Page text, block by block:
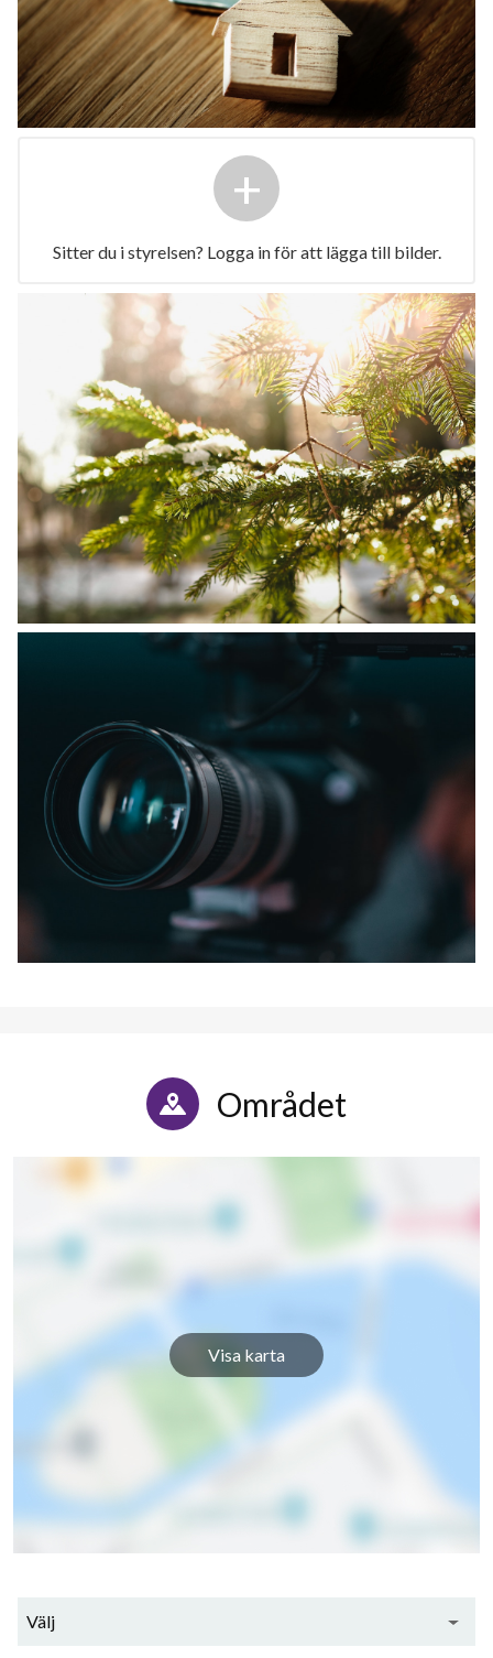
+
Sitter du i styrelsen? Logga in för att lägga till bilder.
Området
Visa karta
Välj